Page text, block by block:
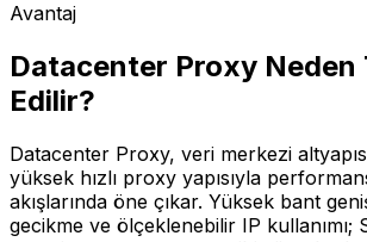
Avantaj
Datacenter Proxy Neden
Edilir?
Datacenter Proxy, veri merkezi
yüksek hızlı proxy yapısıyla
akışlarında öne çıkar. Yüksek bant
gecikme ve ölçeklenebilir IP kullanımı;